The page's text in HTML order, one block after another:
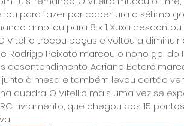
para fazer por cobertura o sétimo
ampliou para 8 x 1. Xuxa
Vitéllio trocou peças e voltou a diminuir
Rodrigo Peixoto marcou o nono gol do
desentendimento. Adriano Batoré
à mesa e também levou cartão
quadra. O Vitellio mais uma vez se
Livramento, que chegou aos 15